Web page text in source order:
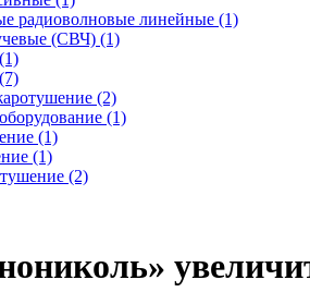
радиоволновые линейные (1)
(СВЧ) (1)
(2)
(1)
(1)
(1)
(2)